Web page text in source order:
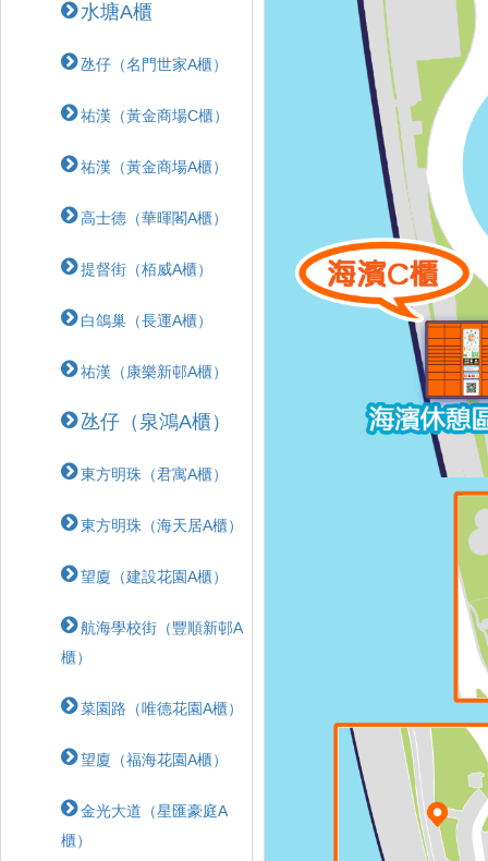
水塘A櫃
氹仔（名門世家A櫃）
祐漢（黃金商場C櫃）
祐漢（黃金商場A櫃）
高士德（華暉閣A櫃）
提督街（栢威A櫃）
白鴿巢（長運A櫃）
祐漢（康樂新邨A櫃）
氹仔（泉鴻A櫃）
東方明珠（君寓A櫃）
東方明珠（海天居A櫃）
望廈（建設花園A櫃）
航海學校街（豐順新邨A
櫃）
菜園路（唯德花園A櫃）
望廈（福海花園A櫃）
金光大道（星匯豪庭A
櫃）